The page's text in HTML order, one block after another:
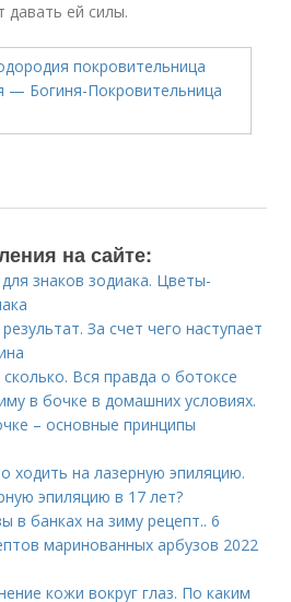
давать ей силы.
на сайте:
знаков зодиака. Цветы-
За счет чего наступает
Вся правда о ботоксе
в бочке в домашних условиях.
– основные принципы
ходить на лазерную эпиляцию.
эпиляцию в 17 лет?
в банках на зиму рецепт.. 6
маринованных арбузов 2022
кожи вокруг глаз. По каким